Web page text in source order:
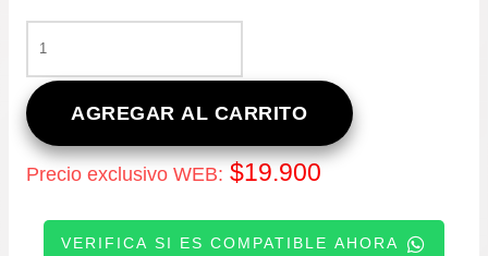
DE
BUJÍA
PARA
FORD
RANGER
2.3
2.5
CANTIDAD
AGREGAR AL CARRITO
Precio exclusivo WEB: $19.900
VERIFICA SI ES COMPATIBLE AHORA